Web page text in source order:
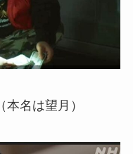
名は望月）